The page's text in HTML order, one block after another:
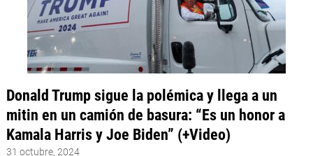
Donald Trump sigue la polémica y llega a un
mitin en un camión de basura: “Es un honor a
Kamala Harris y Joe Biden” (+Video)
31 octubre, 2024